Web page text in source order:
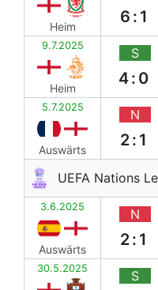
Heim
6:1
9.7.2025
Heim
S
4:0
5.7.2025
Auswärts
N
2:1
UEFA Nations
3.6.2025
Auswärts
N
2:1
30.5.2025 S